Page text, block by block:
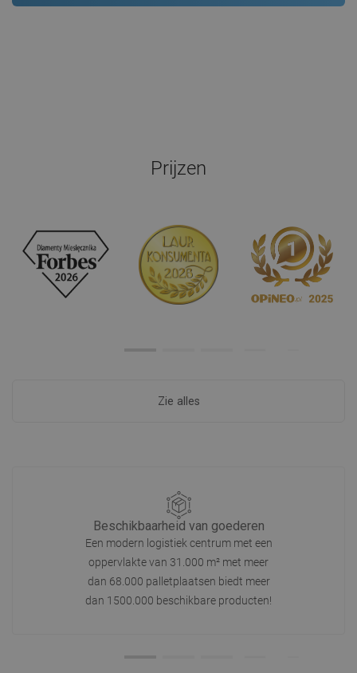
Prijzen
Zie alles
Beschikbaarheid van goederen
Een modern logistiek centrum met een
oppervlakte van 31.000 m² met meer
dan 68.000 palletplaatsen biedt meer
dan 1500.000 beschikbare producten!